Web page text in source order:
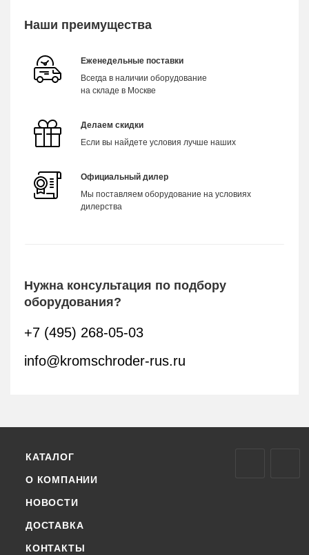
Наши преимущества
Еженедельные поставки
Всегда в наличии оборудование
на складе в Москве
Делаем скидки
Если вы найдете условия лучше наших
Официальный дилер
Мы поставляем оборудование на условиях
дилерства
Нужна консультация по подбору
оборудования?
+7 (495) 268-05-03
info@kromschroder-rus.ru
КАТАЛОГ
О КОМПАНИИ
НОВОСТИ
ДОСТАВКА
КОНТАКТЫ